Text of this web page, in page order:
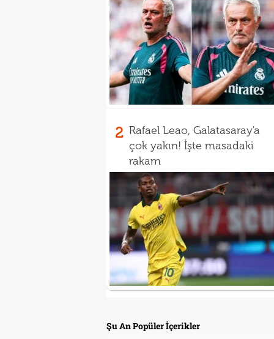
2 Rafael Leao, Galatasaray'a
çok yakın! İşte masadaki
rakam
Şu An Popüler İçerikler